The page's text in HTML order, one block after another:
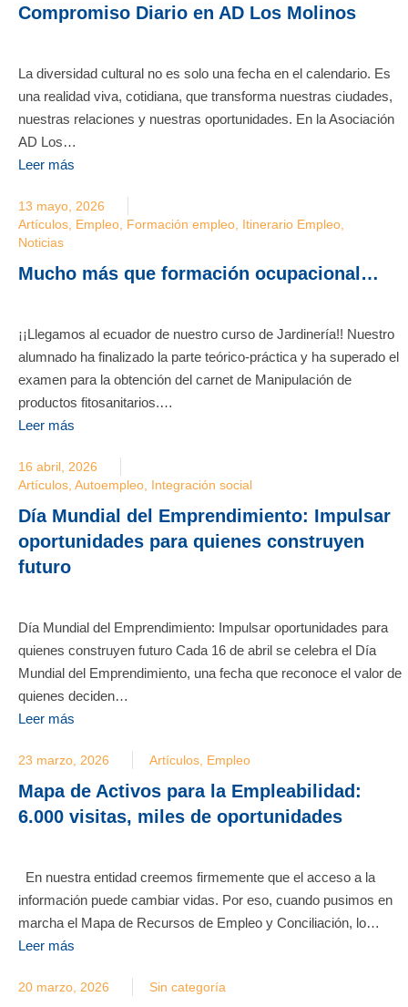
Compromiso Diario en AD Los Molinos
La diversidad cultural no es solo una fecha en el calendario. Es
una realidad viva, cotidiana, que transforma nuestras ciudades,
nuestras relaciones y nuestras oportunidades. En la Asociación
AD Los…
Leer más
13 mayo, 2026
Artículos Empleo Formación empleo Itinerario Empleo
Noticias
Mucho más que formación ocupacional…
¡¡Llegamos al ecuador de nuestro curso de Jardinería!! Nuestro
alumnado ha finalizado la parte teórico-práctica y ha superado el
examen para la obtención del carnet de Manipulación de
productos fitosanitarios.…
Leer más
16 abril, 2026
Artículos Autoempleo Integración social
Día Mundial del Emprendimiento: Impulsar
oportunidades para quienes construyen
futuro
Día Mundial del Emprendimiento: Impulsar oportunidades para
quienes construyen futuro Cada 16 de abril se celebra el Día
Mundial del Emprendimiento, una fecha que reconoce el valor de
quienes deciden…
Leer más
23 marzo, 2026 Artículos Empleo
Mapa de Activos para la Empleabilidad:
6.000 visitas, miles de oportunidades
En nuestra entidad creemos firmemente que el acceso a la
información puede cambiar vidas. Por eso, cuando pusimos en
marcha el Mapa de Recursos de Empleo y Conciliación, lo…
Leer más
20 marzo, 2026 Sin categoría